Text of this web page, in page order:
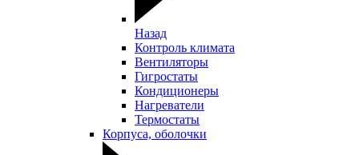
Назад
Контроль климата
Вентиляторы
Гигростаты
Кондиционеры
Нагреватели
Термостаты
Корпуса, оболочки